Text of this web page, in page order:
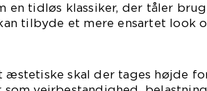
en tidløs klassiker, der tåler
tilbyde et mere ensartet look
æstetiske skal der tages højde